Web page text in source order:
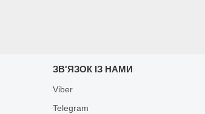
ЗВ'ЯЗОК ІЗ НАМИ
Viber
Telegram